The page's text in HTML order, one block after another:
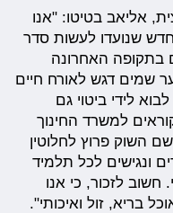
אליאב בטיטו: "אנו
שנועדו לעשות סדר
בתקופה האחרונה
שמים דגש לאורח חיים
לידי ביטוי גם
למשרד החינוך
השוק פרוץ לחלוטין
ונגישים לכל תלמיד
לזכור, כי אנו
בריא, זול ואיכותי".